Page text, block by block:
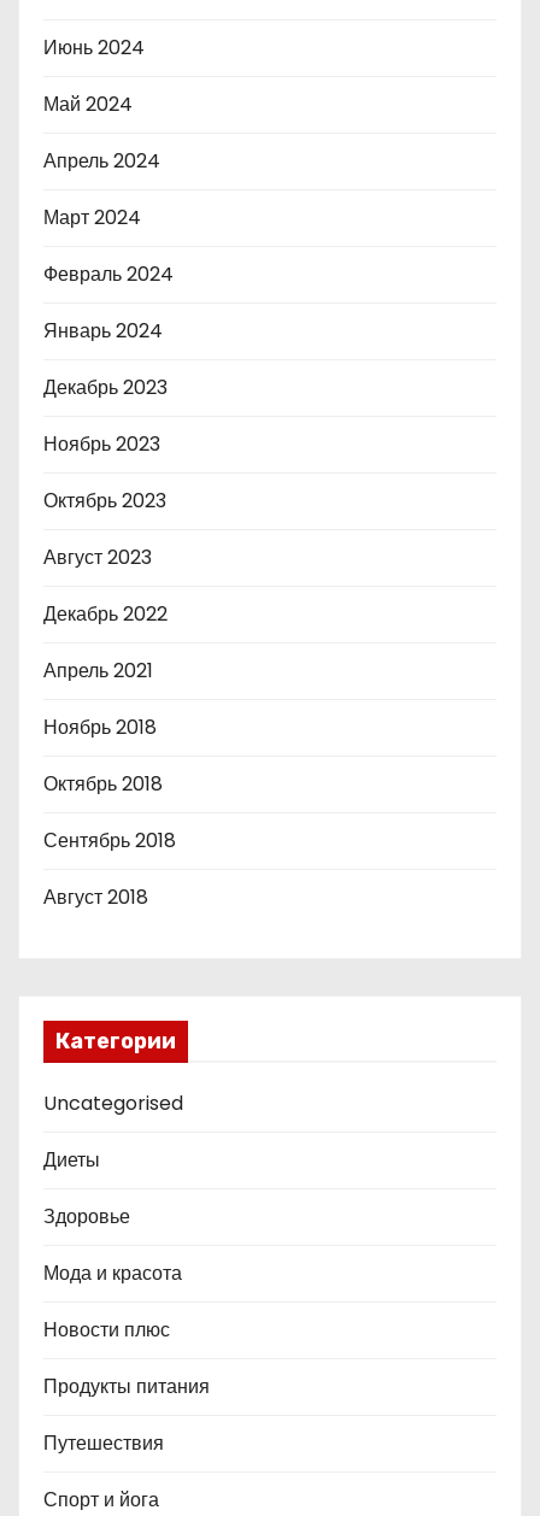
Июнь 2024
Май 2024
Апрель 2024
Март 2024
Февраль 2024
Январь 2024
Декабрь 2023
Ноябрь 2023
Октябрь 2023
Август 2023
Декабрь 2022
Апрель 2021
Ноябрь 2018
Октябрь 2018
Сентябрь 2018
Август 2018
Категории
Uncategorised
Диеты
Здоровье
Мода и красота
Новости плюс
Продукты питания
Путешествия
Спорт и йога